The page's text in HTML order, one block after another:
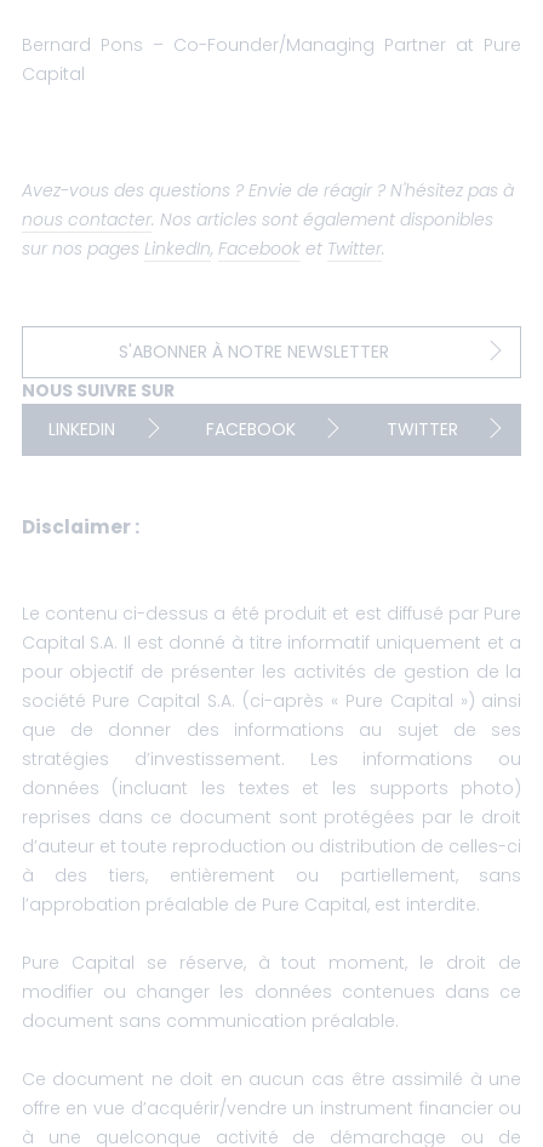
Bernard Pons – Co-Founder/Managing Partner at Pure
Capital
Avez-vous des questions ? Envie de réagir ? N'hésitez pas à
nous contacter. Nos articles sont également disponibles
sur nos pages LinkedIn, Facebooket Twitter.
S'ABONNER À NOTRE NEWSLETTER
NOUS SUIVRE SUR
LINKEDIN
FACEBOOK TWITTER
Disclaimer :
Le contenu ci-dessus a été produit et est diffusé par Pure
Capital S.A. Il est donné à titre informatif uniquement et a
pour objectif de présenter les activités de gestion de la
société Pure Capital S.A. (ci-après « Pure Capital ») ainsi
que de donner des informations au sujet de ses
stratégies d’investissement. Les informations ou
données (incluant les textes et les supports photo)
reprises dans ce document sont protégées par le droit
d’auteur et toute reproduction ou distribution de celles-ci
à des tiers, entièrement ou partiellement, sans
l’approbation préalable de Pure Capital, est interdite.
Pure Capital se réserve, à tout moment, le droit de
modifier ou changer les données contenues dans ce
document sans communication préalable.
Ce document ne doit en aucun cas être assimilé à une
offre en vue d’acquérir/vendre un instrument financier ou
à une quelconque activité de démarchage ou de